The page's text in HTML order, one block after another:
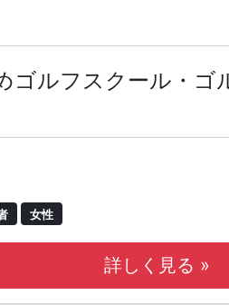
ゴルフスクール・ゴ
女性
詳しく見る »